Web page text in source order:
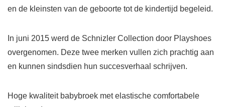
en de kleinsten van de geboorte tot de kindertijd begeleid.
In juni 2015 werd de Schnizler Collection door Playshoes
overgenomen. Deze twee merken vullen zich prachtig aan
en kunnen sindsdien hun succesverhaal schrijven.
Hoge kwaliteit babybroek met elastische comfortabele